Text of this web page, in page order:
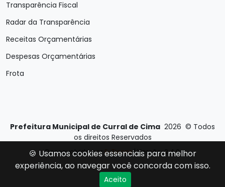
Transparência Fiscal
Radar da Transparência
Receitas Orçamentárias
Despesas Orçamentárias
Frota
Prefeitura Municipal de Curral de Cima 2026 © Todos
os direitos Reservados
Desenvolvido por E-Ticons| Versão: 2.4.0
🍪 Usamos cookies essenciais para melhor
experiência, ao navegar você concorda com isso.
Aceito